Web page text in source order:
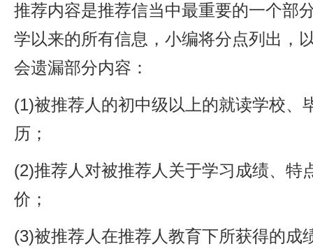
推荐内容是推荐信当中最重要的一个部
学以来的所有信息，小编将分点列出，
会遗漏部分内容：
(1)被推荐人的初中级以上的就读学校、
历；
(2)推荐人对被推荐人关于学习成绩、特
价；
(3)被推荐人在推荐人教育下所获得的成